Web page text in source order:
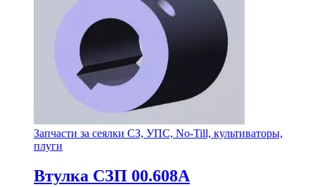
Запчасти за сеялки СЗ, УПС, No-Till, культиваторы,
плуги
Втулка СЗП 00.608А